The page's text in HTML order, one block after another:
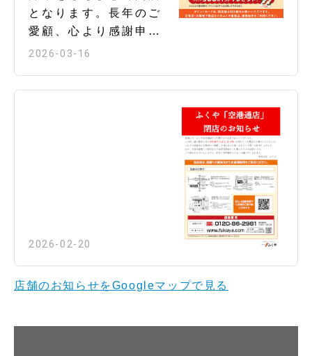
ております。 心から感謝申し上げます。
「ありがとうございました☺」
となります。長年のご
愛顧、心より感謝申し
上げます。 誠にありが
さいませ。 スタッフ一
同
2026-03-16
2026-02-20
店舗のお知らせをGoogleマップで見る